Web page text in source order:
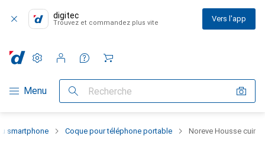
digitec
Trouvez et commandez plus vite Vers l'app
Navigation par catégorie
Menu Recherche
Paramètres
Compte client
Listes de comparaison
Listes d'envies
Panier
smartphone Coque pour téléphone portable Noreve Housse cuir